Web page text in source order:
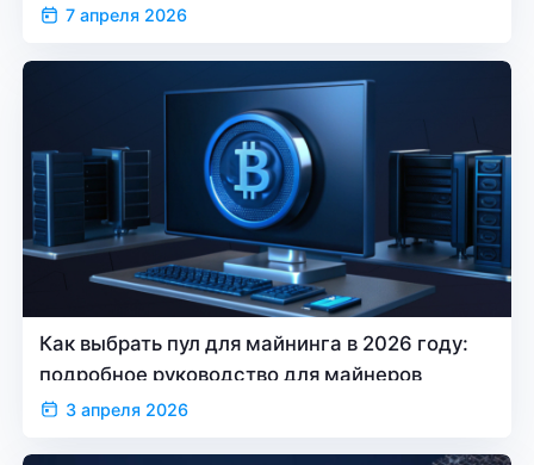
7 апреля 2026
Как выбрать пул для майнинга в 2026 году:
подробное руководство для майнеров
3 апреля 2026